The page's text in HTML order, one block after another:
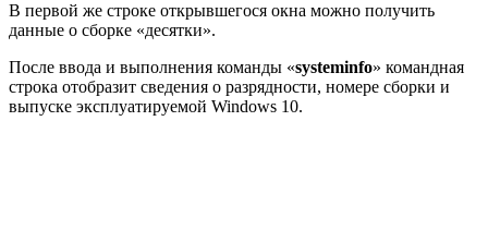
В первой же строке открывшегося окна можно получить
данные о сборке «десятки».
После ввода и выполнения команды «systeminfo» командная
строка отобразит сведения о разрядности, номере сборки и
выпуске эксплуатируемой Windows 10.